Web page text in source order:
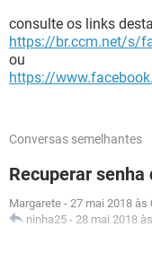
consulte os links
https://br.ccm.net/s/
ou
https://
Conversas semelhantes
Recuperar senha
Margarete - 27 mai 2018 às
ninha25 - 28 mai 2018